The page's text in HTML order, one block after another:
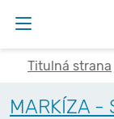
Titulná strana
MARKÍZA -